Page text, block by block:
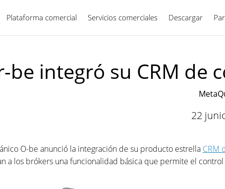
Plataforma comercial Servicios comerciales Descargar
be integró su CRM de
22
O-be anunció la integración de su producto estrella CRM
a los brókers una funcionalidad básica que permite el